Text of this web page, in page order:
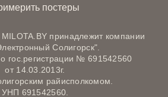
постеры
принадлежит компании
Солигорск".
гос.регистрации № 691542560
от 14.03.2013г.
райисполкомом.
УНП 691542560.